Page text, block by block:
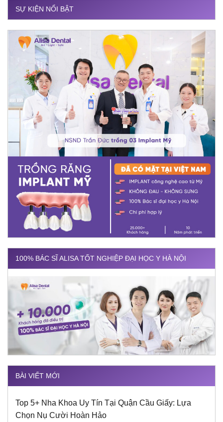
SỰ KIỆN NỔI BẬT
100% BÁC SĨ ALISA TỐT NGHIỆP ĐẠI HỌC Y HÀ NỘI
BÀI VIẾT MỚI
Top 5+ Nha Khoa Uy Tín Tại Quận Cầu Giấy: Lựa
Chọn Nụ Cười Hoàn Hảo